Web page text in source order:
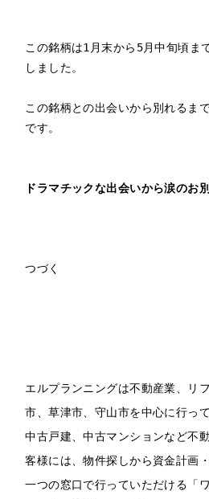
この銘柄は1月末から5月中旬頃ま
しました。
この銘柄との出会いから別れるま
です。
つづく
エルプランニングは不動産業、リ
市、草津市、守山市を中心に行って
中古戸建、中古マンションなど不
客様には、物件探しから資金計画
一つの窓口で行っていただける「